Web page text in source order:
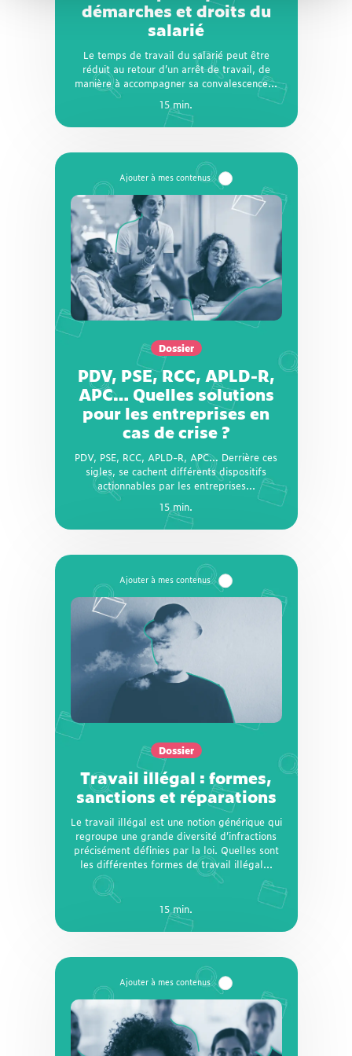
démarches et droits du
salarié
Le temps de travail du salarié peut être
réduit au retour d’un arrêt de travail, de
manière à accompagner sa convalescence...
15 min.
possible sans arrêt préalable, pour
permettre le maintien dans l’emploi du
salarié. Comment le temps partiel pour motif
thérapeutique doit-il être mis en place ?
Quelles sont les démarches à effectuer ?
Comment le salarié est-il rémunéré ? Toutes
nos réponses dans ce point complet.
15 min.
Dossier
PDV, PSE, RCC, APLD-R,
APC… Quelles solutions
pour les entreprises en
cas de crise ?
PDV, PSE, RCC, APLD-R, APC… Derrière ces
sigles, se cachent différents dispositifs
actionnables par les entreprises...
15 min.
Dossier
PDV, PSE, RCC, APLD-R,
APC… Quelles solutions
pour les entreprises en
cas de crise ?
PDV, PSE, RCC, APLD-R, APC… Derrière ces
sigles, se cachent différents dispositifs
actionnables par les entreprises qui
rencontrent des difficultés et doivent réduire
leurs effectifs ou restructurer leur activité.
Dans quelles situations peuvent-ils être mis
en place ? Comment l’employeur doit-il
procéder ? Quels sont les droits des salariés
? La CFTC vous présente en détail les
solutions à la disposition des entreprises en
cas de crise.
15 min.
Dossier
Travail illégal : formes,
sanctions et réparations
Le travail illégal est une notion générique qui
regroupe une grande diversité d’infractions
précisément définies par la loi. Quelles sont
les différentes formes de travail illégal...
15 min.
Dossier
Travail illégal : formes,
sanctions et réparations
Le travail illégal est une notion générique qui
regroupe une grande diversité d’infractions
précisément définies par la loi. Quelles sont
les différentes formes de travail illégal et
les sanctions prévues à l’encontre de leurs
auteurs ? Les salariés qui subissent ces
situations peuvent-ils obtenir réparation ? La
CFTC fait le point pour vous sur les
interdictions en matière d’emploi et les droits
des victimes.
15 min.
Dossier